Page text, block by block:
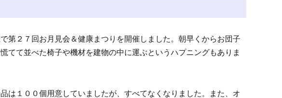
第２７回お月見会＆健康まつりを開催しました。朝早くからお団子
てて並べた椅子や機材を建物の中に運ぶというハプニングもありま
は１００個用意していましたが、すべてなくなりました。また、オ